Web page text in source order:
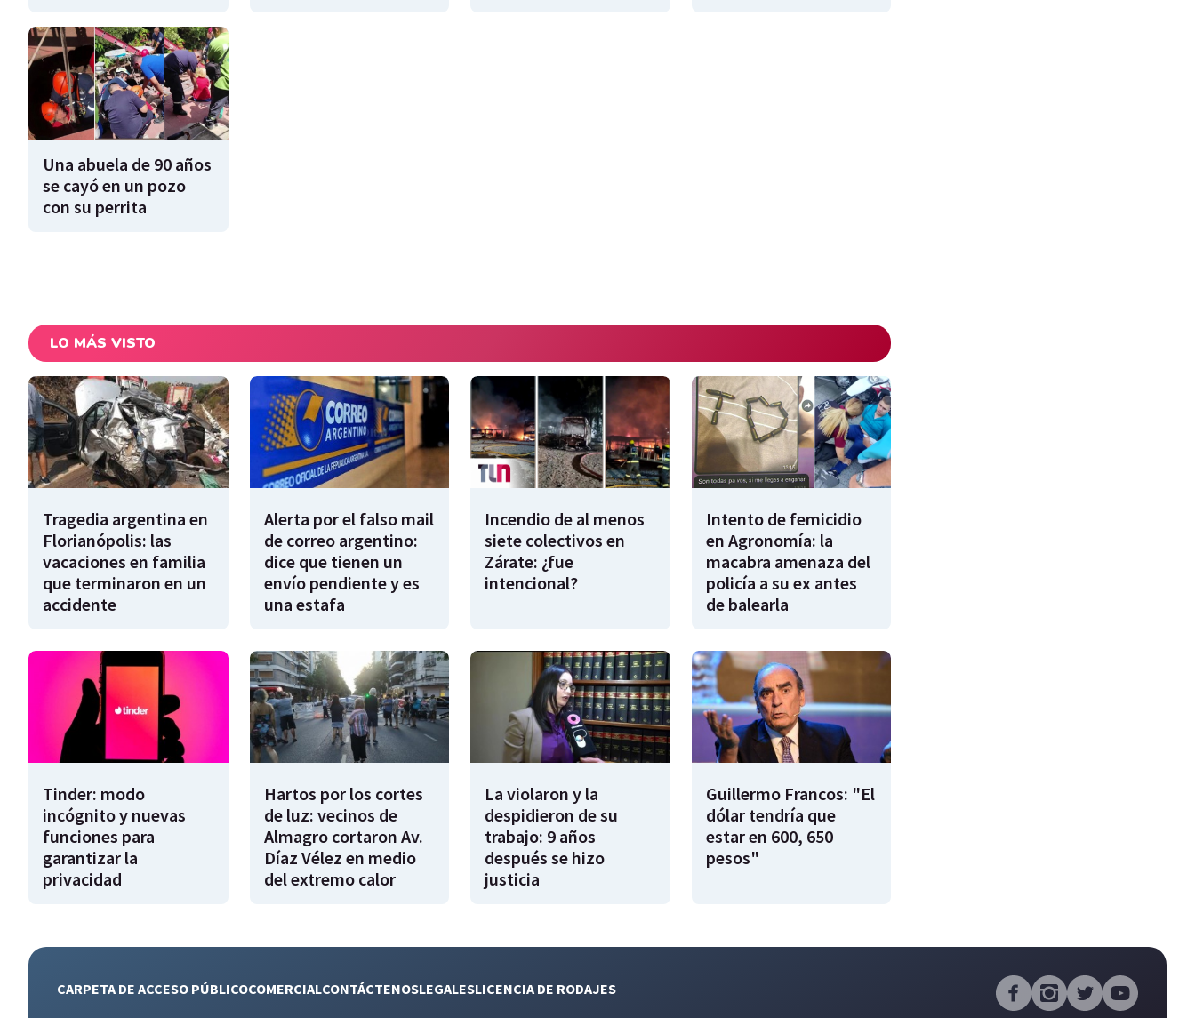
Una abuela de 90 años
se cayó en un pozo
con su perrita
LO MÁS VISTO
Tragedia argentina en
Florianópolis: las
vacaciones en familia
que terminaron en un
accidente
Alerta por el falso mail
de correo argentino:
dice que tienen un
envío pendiente y es
una estafa
Incendio de al menos
siete colectivos en
Zárate: ¿fue
intencional?
Intento de femicidio
en Agronomía: la
macabra amenaza del
policía a su ex antes
de balearla
Tinder: modo
incógnito y nuevas
funciones para
garantizar la
privacidad
Hartos por los cortes
de luz: vecinos de
Almagro cortaron Av.
Díaz Vélez en medio
del extremo calor
La violaron y la
despidieron de su
trabajo: 9 años
después se hizo
justicia
Guillermo Francos: "El
dólar tendría que
estar en 600, 650
pesos"
CARPETA DE ACCESO PÚBLICOCOMERCIALCONTÁCTENOSLEGALESLICENCIA DE RODAJES